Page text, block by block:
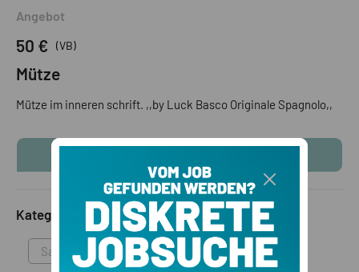
Angebot
50 € (VB)
Mütze
Mütze im inneren schrift. ,,by Luck Basco Originale Spagnolo,,
Kategorie
Sammlungen & Antikes